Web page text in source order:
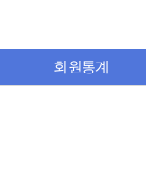
회원통계